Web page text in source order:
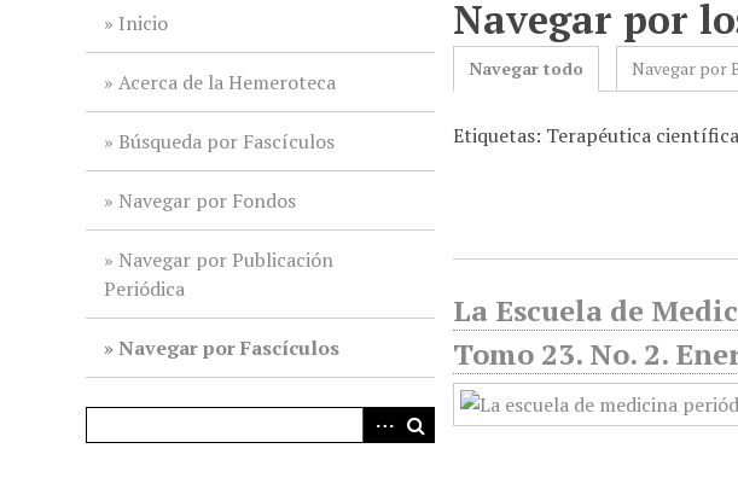
Inicio
Acerca de la Hemeroteca
Búsqueda por Fascículos
Navegar por Fondos
Navegar por Publicación
Periódica
Navegar por Fascículos
Navegar por
Navegar todo Navegar por
Etiquetas: Terapéutica científica
La Escuela de
Tomo 23. No. 2.